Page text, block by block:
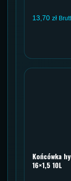
13,70 zł
Końcówka
16×1,5 10L